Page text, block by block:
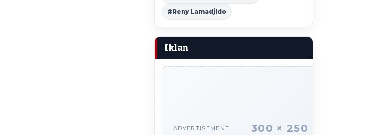
#Reny Lamadjido
Iklan
ADVERTISEMENT 300 × 250